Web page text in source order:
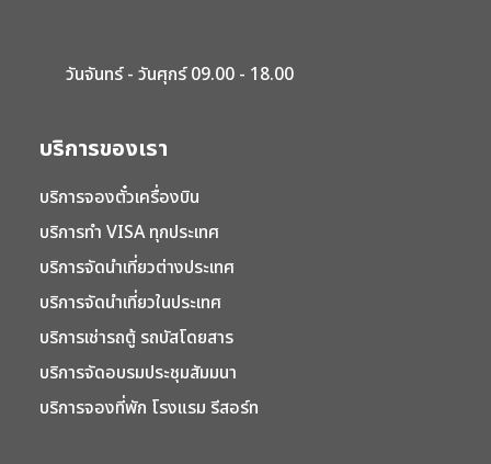
วันจันทร์ - วันศุกร์ 09.00 - 18.00
บริการของเรา
บริการจองตั๋วเครื่องบิน
บริการทำ VISA ทุกประเทศ
บริการจัดนำเที่ยวต่างประเทศ
บริการจัดนำเที่ยวในประเทศ
บริการเช่ารถตู้ รถบัสโดยสาร
บริการจัดอบรมประชุมสัมมนา
บริการจองที่พัก โรงแรม รีสอร์ท